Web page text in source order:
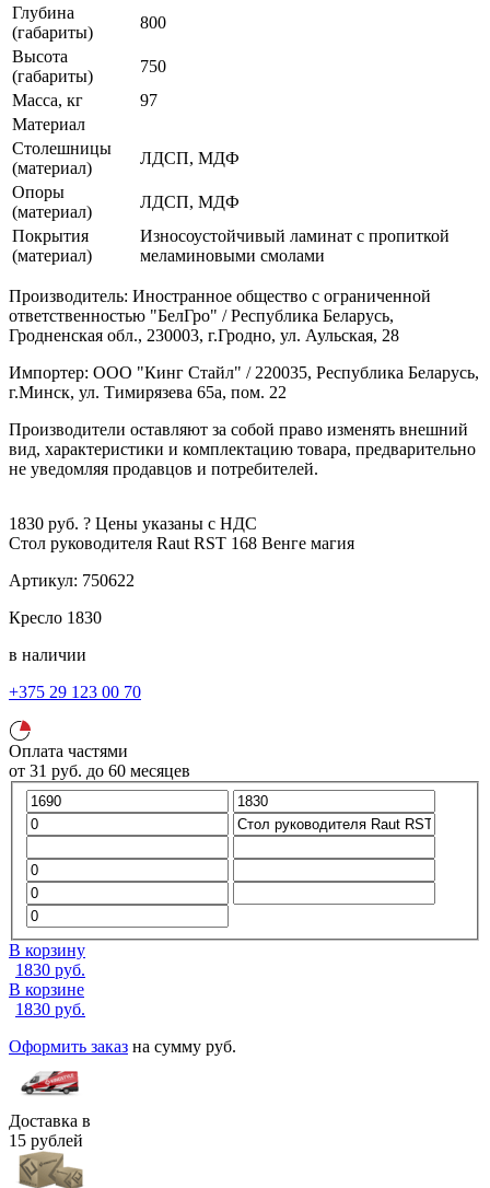
Глубина
(габариты)
800
Высота
(габариты)
750
Масса, кг
97
Материал
Столешницы
(материал)
ЛДСП, МДФ
Опоры
(материал)
ЛДСП, МДФ
Покрытия
(материал)
Износоустойчивый ламинат с пропиткой
меламиновыми смолами
Производитель: Иностранное общество с ограниченной
ответственностью "БелГро" / Республика Беларусь,
Гродненская обл., 230003, г.Гродно, ул. Аульская, 28
Импортер: ООО "Кинг Стайл" / 220035, Республика Беларусь,
г.Минск, ул. Тимирязева 65а, пом. 22
Производители оставляют за собой право изменять внешний
вид, характеристики и комплектацию товара, предварительно
не уведомляя продавцов и потребителей.
1830 руб. ? Цены указаны с НДС
Стол руководителя Raut RST 168 Венге магия
Артикул: 750622
Кресло 1830
в наличии
+375 29 123 00 70
Оплата частями
от 31 руб. до 60 месяцев
В корзину
1830 руб.
В корзине
1830 руб.
Оформить заказ на сумму руб.
Доставка в
15 рублей